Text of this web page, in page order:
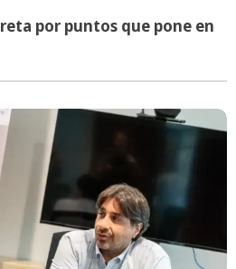
por puntos que pone en